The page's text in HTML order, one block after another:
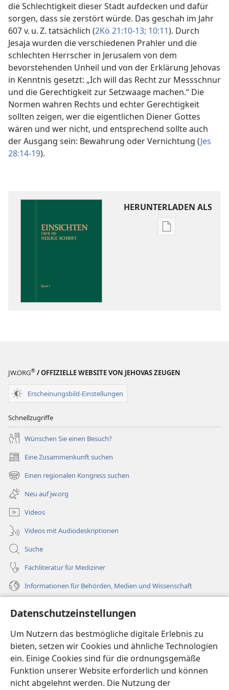
Datenschutzeinstellungen
Um Nutzern das bestmögliche digitale Erlebnis zu
bieten, setzen wir Cookies und ähnliche Technologien
ein. Einige Cookies sind für die ordnungsgemäße
Funktion unserer Website erforderlich und können
nicht abgelehnt werden. Die Nutzung der
die Schlechtigkeit dieser Stadt aufdecken und dafür
sorgen, dass sie zerstört würde. Das geschah im Jahr
607 v. u. Z. tatsächlich (2Kö 21:10-13; 10:11). Durch
Jesaja wurden die verschiedenen Prahler und die
schlechten Herrscher in Jerusalem von dem
bevorstehenden Unheil und von der Erklärung Jehovas
in Kenntnis gesetzt: „Ich will das Recht zur Messschnur
und die Gerechtigkeit zur Setzwaage machen.“ Die
Normen wahren Rechts und echter Gerechtigkeit
sollten zeigen, wer die eigentlichen Diener Gottes
wären und wer nicht, und entsprechend sollte auch
der Ausgang sein: Bewahrung oder Vernichtung (Jes
28:14-19).
HERUNTERLADEN ALS
JW.ORG® / OFFIZIELLE WEBSITE VON JEHOVAS ZEUGEN
Erscheinungsbild-Einstellungen
Schnellzugriffe
Wünschen Sie einen Besuch?
Eine Zusammenkunft suchen
(öffnet
neues
Fenster)
Einen regionalen Kongress suchen
(öffnet
neues
Fenster)
Neu auf jw.org
Videos
Videos mit Audiodeskriptionen
Suche
Fachliteratur für Mediziner
Informationen für Behörden, Medien und Wissenschaft
Spenden
(öffnet
neues
Fenster)Wachtturm ONLINE-BIBLIOTHEK
(öffnet
neues
Fenster)JW Hub®
(öffnet